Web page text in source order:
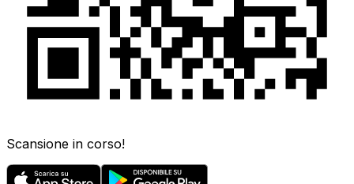
Scansione in corso!